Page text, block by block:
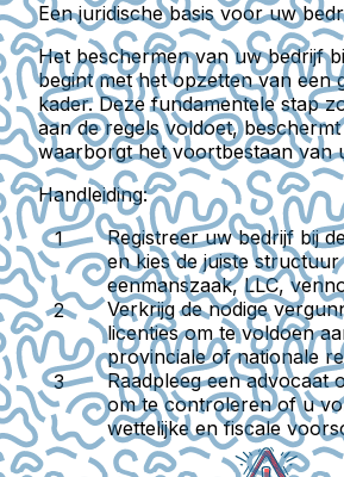
Een juridische basis voor uw
Het beschermen van uw bedrijf
begint met het opzetten van een
kader. Deze fundamentele stap
aan de regels voldoet,
waarborgt het voortbestaan van
Handleiding:
Registreer uw bedrijf bij
en kies de juiste structuur
eenmanszaak, LLC,
Verkrijg de nodige
licenties om te voldoen
provinciale of nationale
Raadpleeg een advocaat
om te controleren of u
wettelijke en fiscale